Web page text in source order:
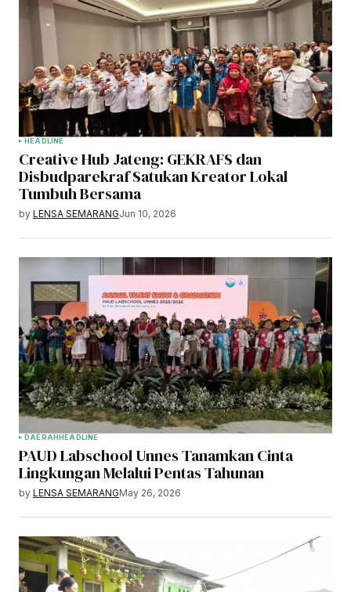
HEADLINE
Creative Hub Jateng: GEKRAFS dan
Disbudparekraf Satukan Kreator Lokal
Tumbuh Bersama
by LENSA SEMARANGJun 10, 2026
DAERAHHEADLINE
PAUD Labschool Unnes Tanamkan Cinta
Lingkungan Melalui Pentas Tahunan
by LENSA SEMARANGMay 26, 2026